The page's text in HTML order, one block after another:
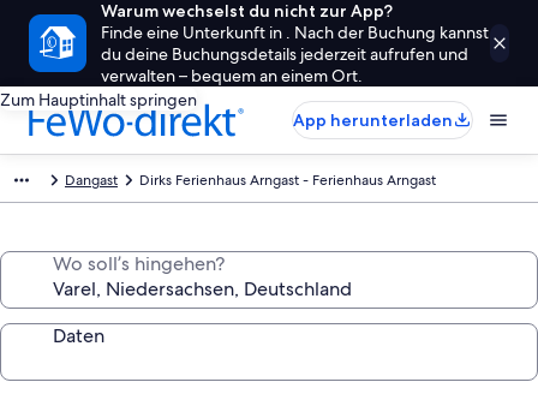
Warum wechselst du nicht zur App?
Finde eine Unterkunft in . Nach der Buchung kannst
du deine Buchungsdetails jederzeit aufrufen und
verwalten – bequem an einem Ort.
Zum Hauptinhalt springen
App herunterladen
Dangast Dirks Ferienhaus Arngast - Ferienhaus Arngast
Wo soll’s hingehen?
Daten